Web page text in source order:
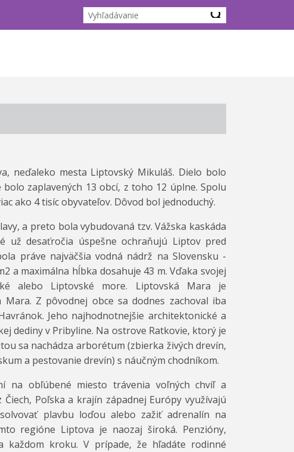
neďaleko mesta Liptovský Mikuláš. Dielo bolo
zaplavených 13 obcí, z toho 12 úplne. Spolu
ako 4 tisíc obyvateľov. Dôvod bol jednoduchý.
a preto bola vybudovaná tzv. Vážska kaskáda
už desaťročia úspešne ochraňujú Liptov pred
práve najväčšia vodná nádrž na Slovensku -
a maximálna hĺbka dosahuje 43 m. Vďaka svojej
alebo Liptovské more. Liptovská Mara je
Z pôvodnej obce sa dodnes zachoval iba
Jeho najhodnotnejšie architektonické a
dediny v Pribyline. Na ostrove Ratkovie, ktorý je
sa nachádza arborétum (zbierka živých drevín,
a pestovanie drevín) s náučným chodníkom.
na obľúbené miesto trávenia voľných chvíľ a
Poľska a krajín západnej Európy využívajú
plavbu loďou alebo zažiť adrenalín na
regióne Liptova je naozaj široká. Penzióny,
kroku. V prípade, že hľadáte rodinné